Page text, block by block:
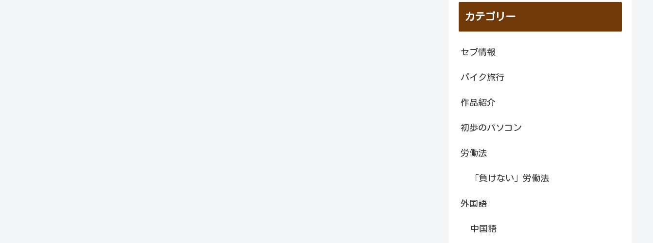
カテゴリー
セブ情報
バイク旅行
作品紹介
初歩のパソコン
労働法
「負けない」労働法
外国語
中国語